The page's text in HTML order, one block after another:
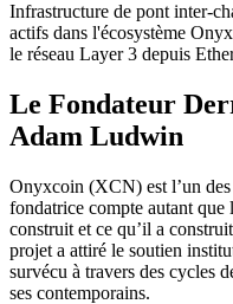
Infrastructure de pont inter-
actifs dans l'écosystème
le réseau Layer 3 depuis
Le Fondateur
Adam Ludwin
Onyxcoin (XCN) est l’un
fondatrice compte autant
construit et ce qu’il a
projet a attiré le soutien
survécu à travers des cycles
ses contemporains.